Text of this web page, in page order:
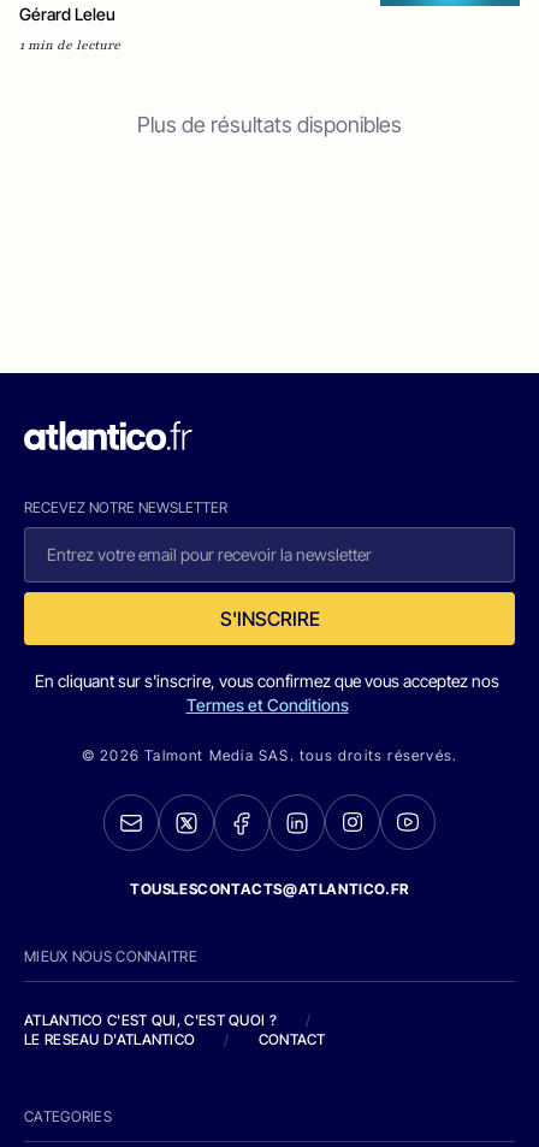
Gérard Leleu
1 min de lecture
Plus de résultats disponibles
RECEVEZ NOTRE NEWSLETTER
S'INSCRIRE
En cliquant sur s'inscrire, vous confirmez que vous acceptez nos
Termes et Conditions
© 2026 Talmont Media SAS. tous droits réservés.
TOUSLESCONTACTS@ATLANTICO.FR
MIEUX NOUS CONNAITRE
ATLANTICO C'EST QUI, C'EST QUOI ?
/
LE RESEAU D'ATLANTICO
/ CONTACT
CATEGORIES